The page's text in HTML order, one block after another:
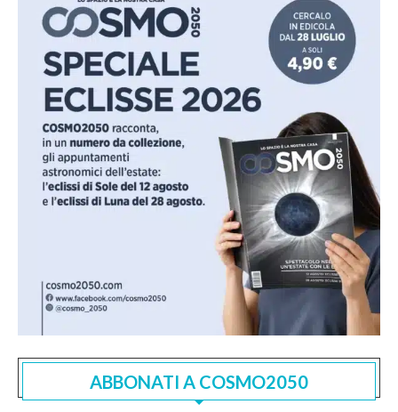
ABBONATI A COSMO2050